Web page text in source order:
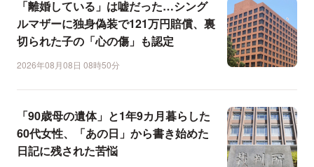
「離婚している」は嘘だった…シング
ルマザーに独身偽装で121万円賠償、裏
切られた子の「心の傷」も認定
2026年08月08日 08時50分
「90歳母の遺体」と1年9カ月暮らした
60代女性、「あの日」から書き始めた
日記に残された苦悩